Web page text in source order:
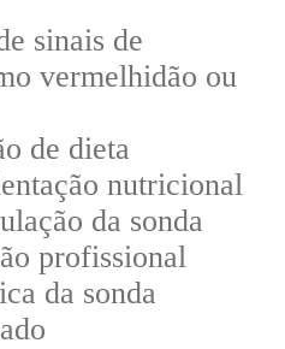
sinais de
vermelhidão ou
de dieta
nutricional
da sonda
profissional
da sonda